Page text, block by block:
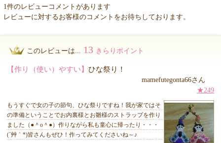
1件のレビューコメントがあります
レビューに対するお客様のコメントをお待ちしております。
このレビューは... 13 きらりポイント
【作り（使い）やすい】 ひな祭り！
mamefutegonta66さん
★249
もうすぐで女の子の節句、ひな祭りですね！我が家ではそ
の準備ということでお内裏様とお雛様のストラップを作り
ました（●＾o＾●）作りながら私も童心に帰ったり・・・
(´艸｀*)皆さんもぜひ！作ってみてくださいね～♪